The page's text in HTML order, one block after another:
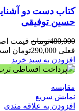
حسین توفیقی
480,000تومان قیمت اصلی
فعلی 290,000تومان است.
افزودن به سبد خرید
مقايسه
نمایش سریع
افزودن به علاقه مندی